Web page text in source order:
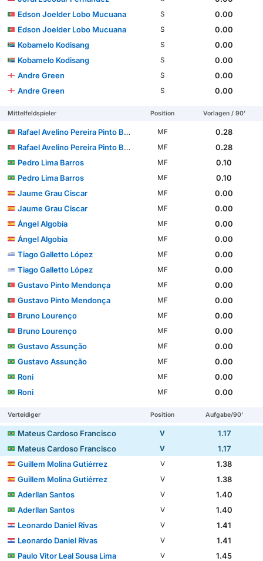
Edson Joelder Lobo Mucuana
S
0.00
Edson Joelder Lobo Mucuana
S
0.00
Kobamelo Kodisang
S
0.00
Kobamelo Kodisang
S
0.00
Andre Green
S
0.00
Andre Green
S 0.00
Mittelfeldspieler Position Vorlagen / 90'
Rafael Avelino Pereira Pinto Barbosa MF
0.28
Rafael Avelino Pereira Pinto Barbosa
MF
0.28
Pedro Lima Barros
MF
0.10
Pedro Lima Barros
MF
0.10
Jaume Grau Ciscar
MF
0.00
Jaume Grau Ciscar
MF
0.00
Ángel Algobia
MF
0.00
Ángel Algobia
MF
0.00
Tiago Galletto López
MF
0.00
Tiago Galletto López
MF
0.00
Gustavo Pinto Mendonça
MF
0.00
Gustavo Pinto Mendonça
MF
0.00
Bruno Lourenço
MF
0.00
Bruno Lourenço
MF
0.00
Gustavo Assunção
MF
0.00
Gustavo Assunção
MF
0.00
Roni
MF
0.00
Roni
MF 0.00
Verteidiger Position Aufgabe/90'
Mateus Cardoso Francisco V
1.17
Mateus Cardoso Francisco
V
1.17
Guillem Molina Gutiérrez
V
1.38
Guillem Molina Gutiérrez
V
1.38
Aderllan Santos
V
1.40
Aderllan Santos
V
1.40
Leonardo Daniel Rivas
V
1.41
Leonardo Daniel Rivas
V
1.41
Paulo Vitor Leal Sousa Lima
V
1.45